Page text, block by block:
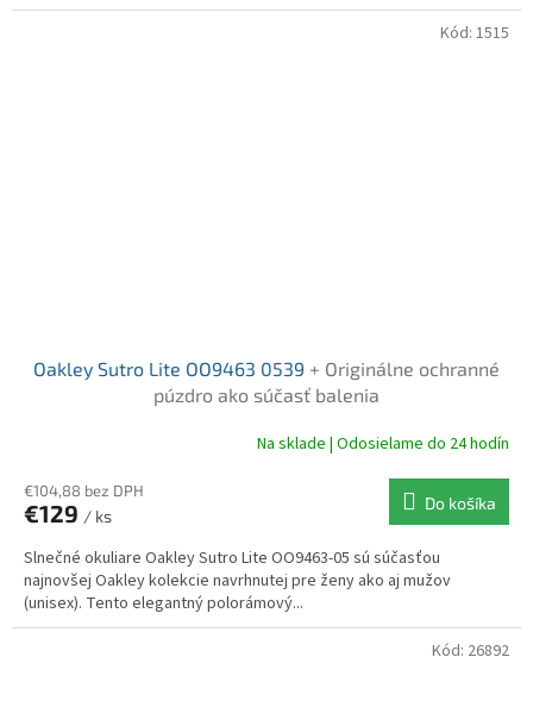
Oakley Sutro Lite OO9463 0539 + Originálne ochranné
púzdro ako súčasť balenia
Na sklade | Odosielame do 24 hodín
€104,88 bez DPH
€129 / ks
Do košíka
Slnečné okuliare Oakley Sutro Lite OO9463-05 sú súčasťou
najnovšej Oakley kolekcie navrhnutej pre ženy ako aj mužov
(unisex). Tento elegantný polorámový...
Kód: 1515
Kód: 26892